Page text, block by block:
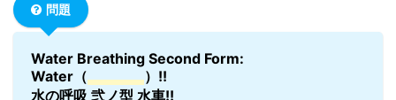
問題
Water Breathing Second Form:
Water（
）!!
水の呼吸 弐ノ型 水車!!